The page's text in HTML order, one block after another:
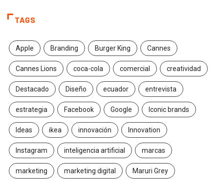
TAGS
Apple Branding Burger King Cannes
Cannes Lions coca-cola comercial creatividad
Destacado Diseño ecuador entrevista
estrategia Facebook Google Iconic brands
Ideas ikea innovación Innovation
Instagram inteligencia artificial marcas
marketing marketing digital Maruri Grey